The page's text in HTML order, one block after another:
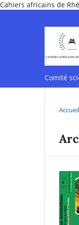
Cahiers africains de
Comité
Accueil